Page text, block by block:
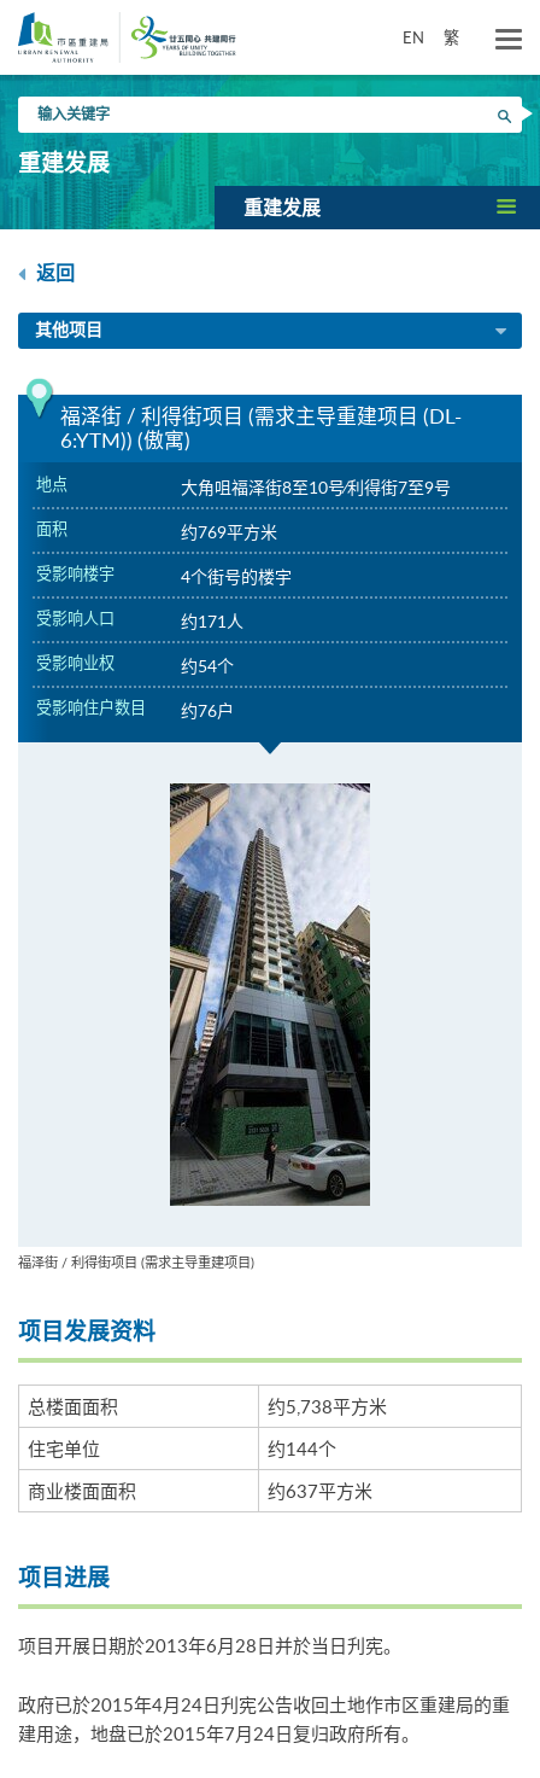
要
内
EN 繁
入
关
键
搜寻
重建发展
重建发展
返回
其他项目
福泽街 / 利得街项目 (需求主导重建项目 (DL-
6:YTM)) (傲寓)
地点 大角咀福泽街8至10号∕利得街7至9号
面积 约769平方米
受影响楼宇 4个街号的楼宇
受影响人口 约171人
受影响业权 约54个
受影响住户数目 约76户
福泽街 / 利得街项目 (需求主导重建项目)
项目发展资料
总楼面面积
约5,738平方米
住宅单位
约144个
商业楼面面积
约637平方米
项目进展
项目开展日期於2013年6月28日并於当日刋宪。
政府已於2015年4月24日刋宪公告收回土地作市区重建局的重
建用途，地盘已於2015年7月24日复归政府所有。